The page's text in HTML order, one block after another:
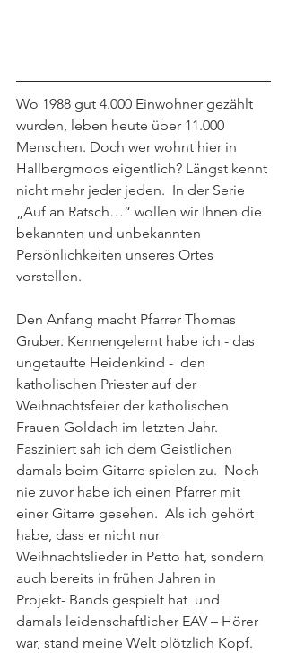
Wo 1988 gut 4.000 Einwohner gezählt
wurden, leben heute über 11.000
Menschen. Doch wer wohnt hier in
Hallbergmoos eigentlich? Längst kennt
nicht mehr jeder jeden.  In der Serie
„Auf an Ratsch…“ wollen wir Ihnen die
bekannten und unbekannten
Persönlichkeiten unseres Ortes
vorstellen.
Den Anfang macht Pfarrer Thomas
Gruber. Kennengelernt habe ich - das
ungetaufte Heidenkind -  den
katholischen Priester auf der
Weihnachtsfeier der katholischen
Frauen Goldach im letzten Jahr.
Fasziniert sah ich dem Geistlichen
damals beim Gitarre spielen zu.  Noch
nie zuvor habe ich einen Pfarrer mit
einer Gitarre gesehen.  Als ich gehört
habe, dass er nicht nur
Weihnachtslieder in Petto hat, sondern
auch bereits in frühen Jahren in
Projekt- Bands gespielt hat  und
damals leidenschaftlicher EAV – Hörer
war, stand meine Welt plötzlich Kopf.